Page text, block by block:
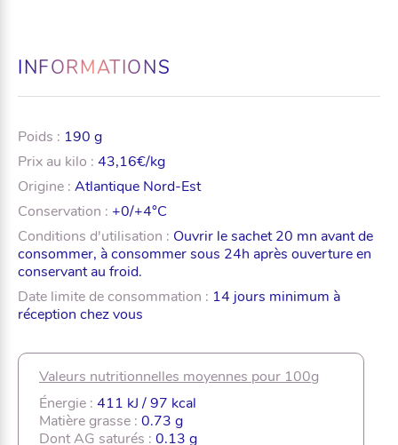
INFORMATIONS
Poids : 190 g
Prix au kilo : 43,16€/kg
Origine : Atlantique Nord-Est
Conservation : +0/+4°C
Conditions d'utilisation : Ouvrir le sachet 20 mn avant de
consommer, à consommer sous 24h après ouverture en
conservant au froid.
Date limite de consommation : 14 jours minimum à
réception chez vous
Valeurs nutritionnelles moyennes pour 100g
Énergie : 411 kJ / 97 kcal
Matière grasse : 0.73 g
Dont AG saturés : 0.13 g